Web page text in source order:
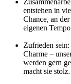
entstehen in
Chance, an
eigenen
Zufrieden
Charme –
werden gern
macht sie stolz.